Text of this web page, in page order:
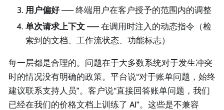
用户偏好—— 终端用户在客户授予的范围内的调整
单次请求上下文 —— 在调用时注入的动态指令（检
索到的文档、工作流状态、功能标志）
每一层都是合理的。问题在于大多数系统对于发生冲突
时的情况没有明确的政策。平台说“对于账单问题，始终
建议联系支持人员”。客户说“直接回答账单问题，我们
已经在我们的价格文档上训练了 AI”。这些是不兼容